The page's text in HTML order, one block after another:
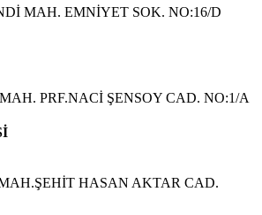
MAH. EMNİYET SOK. NO:16/D
PRF.NACİ ŞENSOY CAD. NO:1/A
HASAN AKTAR CAD.